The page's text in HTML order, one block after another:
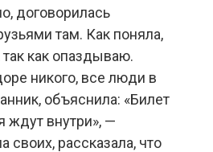
договорилась
там. Как поняла,
так как опаздываю.
никого, все люди в
объяснила: «Билет
ждут внутри», —
своих, рассказала, что